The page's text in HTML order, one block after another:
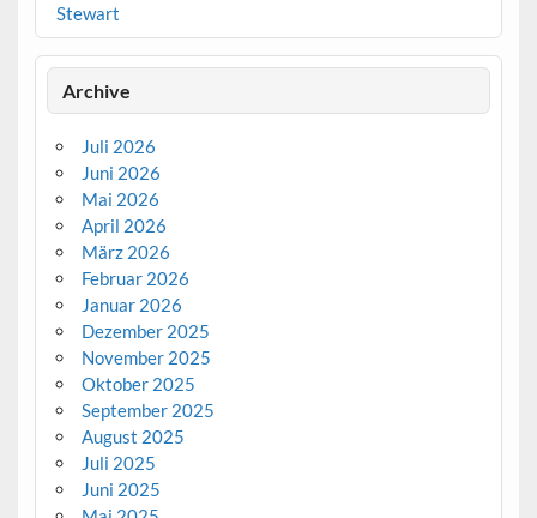
Stewart
Archive
Juli 2026
Juni 2026
Mai 2026
April 2026
März 2026
Februar 2026
Januar 2026
Dezember 2025
November 2025
Oktober 2025
September 2025
August 2025
Juli 2025
Juni 2025